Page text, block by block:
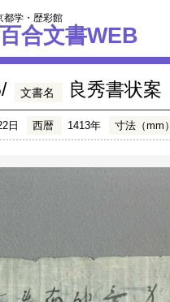
都学・歴彩館
合文書WEB
文書名 良秀書状案
日 西暦 1413年 寸法（mm）